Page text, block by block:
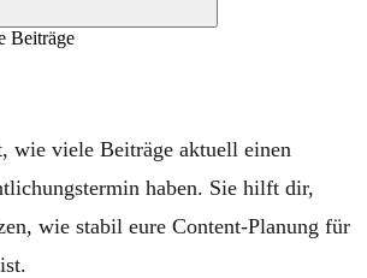
Beiträge
wie viele Beiträge aktuell einen
haben. Sie hilft dir,
wie stabil eure Content-Planung für